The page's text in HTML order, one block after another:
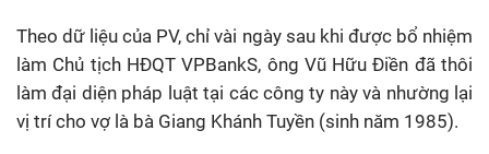
Theo dữ liệu của PV, chỉ vài ngày sau khi được bổ nhiệm
làm Chủ tịch HĐQT VPBankS, ông Vũ Hữu Điền đã thôi
làm đại diện pháp luật tại các công ty này và nhường lại
vị trí cho vợ là bà Giang Khánh Tuyền (sinh năm 1985).